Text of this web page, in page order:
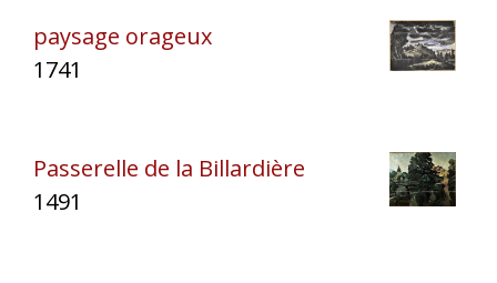
paysage orageux
1741
Passerelle de la Billardière
1491